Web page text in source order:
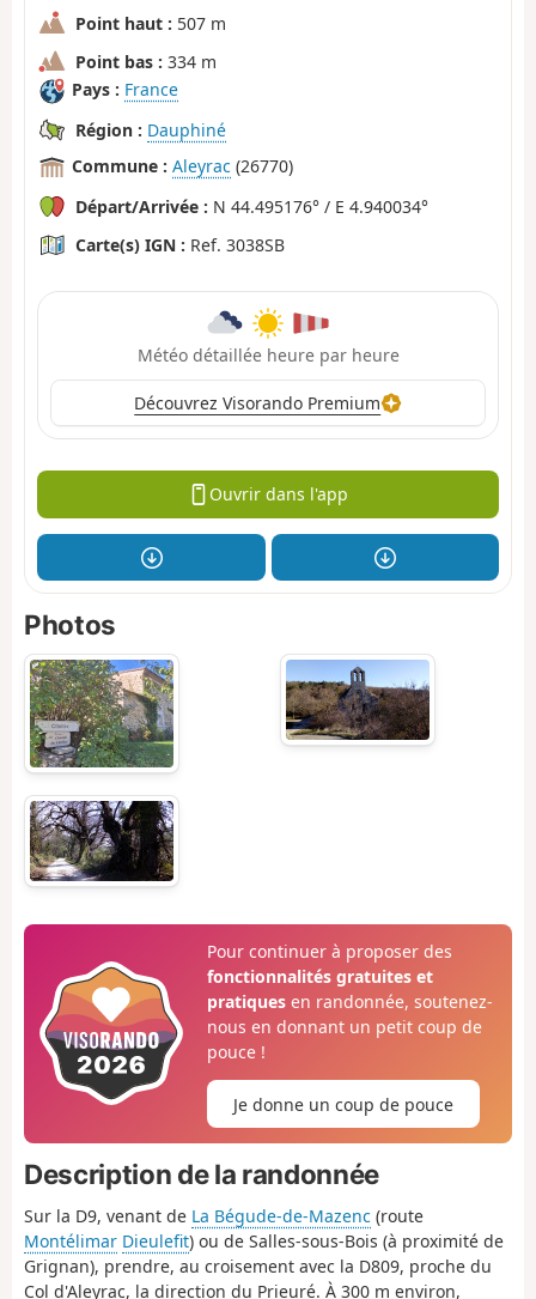
Point haut : 507 m
Point bas : 334 m
Pays : France
Région : Dauphiné
Commune : Aleyrac (26770)
Départ/Arrivée : N 44.495176° / E 4.940034°
Carte(s) IGN : Ref. 3038SB
Météo détaillée heure par heure
Découvrez Visorando Premium
Ouvrir dans l'app
Photos
Pour continuer à proposer des
fonctionnalités gratuites et
pratiquesen randonnée, soutenez-
nous en donnant un petit coup de
pouce !
Je donne un coup de pouce
Description de la randonnée
Sur la D9, venant de La Bégude-de-Mazenc (route
Montélimar Dieulefit) ou de Salles-sous-Bois (à proximité de
Grignan), prendre, au croisement avec la D809, proche du
Col d'Aleyrac, la direction du Prieuré. À 300 m environ,